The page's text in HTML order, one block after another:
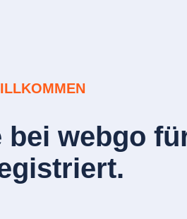
webgo